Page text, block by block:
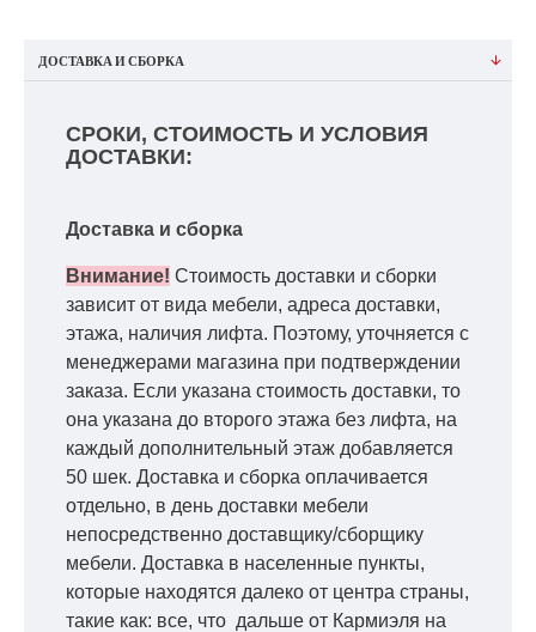
ДОСТАВКА И СБОРКА
СРОКИ, СТОИМОСТЬ И УСЛОВИЯ
ДОСТАВКИ:
Доставка и сборка
Внимание! Стоимость доставки и сборки
зависит от вида мебели, адреса доставки,
этажа, наличия лифта. Поэтому, уточняется с
менеджерами магазина при подтверждении
заказа. Если указана стоимость доставки, то
она указана до второго этажа без лифта, на
каждый дополнительный этаж добавляется
50 шек. Доставка и сборка оплачивается
отдельно, в день доставки мебели
непосредственно доставщику/сборщику
мебели. Доставка в населенные пункты,
которые находятся далеко от центра страны,
такие как: все, что дальше от Кармиэля на